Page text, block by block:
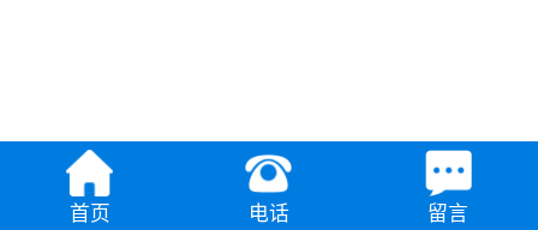
首页 电话 留言